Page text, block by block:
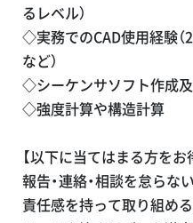
るレベル）
◇実務でのCAD使用経験（
など）
◇シーケンサソフト作成
◇強度計算や構造計算
【以下に当てはまる方をお
報告・連絡・相談を怠らな
責任感を持って取り組め